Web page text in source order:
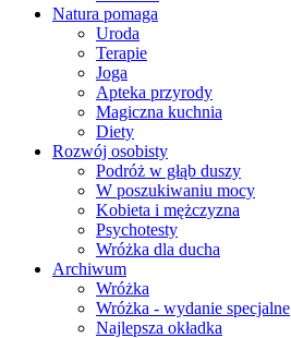
Natura pomaga
Uroda
Terapie
Joga
Apteka przyrody
Magiczna kuchnia
Diety
Rozwój osobisty
Podróż w głąb duszy
W poszukiwaniu mocy
Kobieta i mężczyzna
Psychotesty
Wróżka dla ducha
Archiwum
Wróżka
Wróżka - wydanie specjalne
Najlepsza okładka